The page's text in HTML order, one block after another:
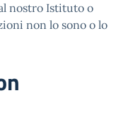
nostro Istituto o
non lo sono o lo